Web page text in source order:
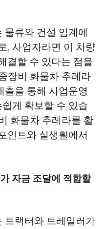
물류와 건설 업계에
, 사업자라면 이 차량
결할 수 있다는 점을
장비 화물차 추레라
출을 통해 사업운영
게 확보할 수 있습
화물차 추레라를 활
인트와 실생활에서
자금 조달에 적합할
트랙터와 트레일러가